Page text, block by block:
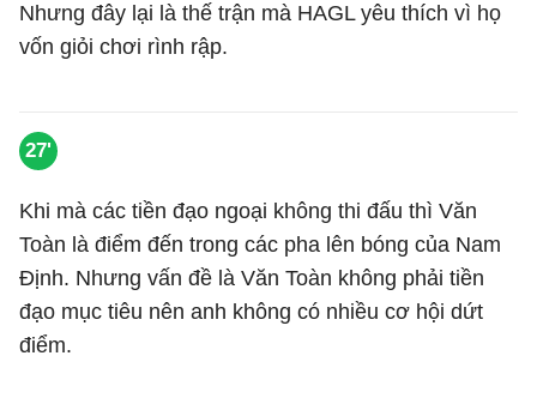
Nhưng đây lại là thế trận mà HAGL yêu thích vì họ
vốn giỏi chơi rình rập.
27'
Khi mà các tiền đạo ngoại không thi đấu thì Văn
Toàn là điểm đến trong các pha lên bóng của Nam
Định. Nhưng vấn đề là Văn Toàn không phải tiền
đạo mục tiêu nên anh không có nhiều cơ hội dứt
điểm.